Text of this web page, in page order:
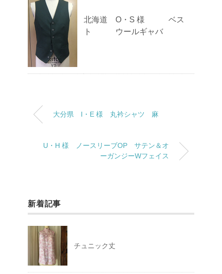
北海道 O・S 様 ベス
ト ウールギャバ
大分県 I・E 様 丸衿シャツ 麻
U・H 様 ノースリーブOP サテン＆オ
ーガンジーWフェイス
新着記事
チュニック丈